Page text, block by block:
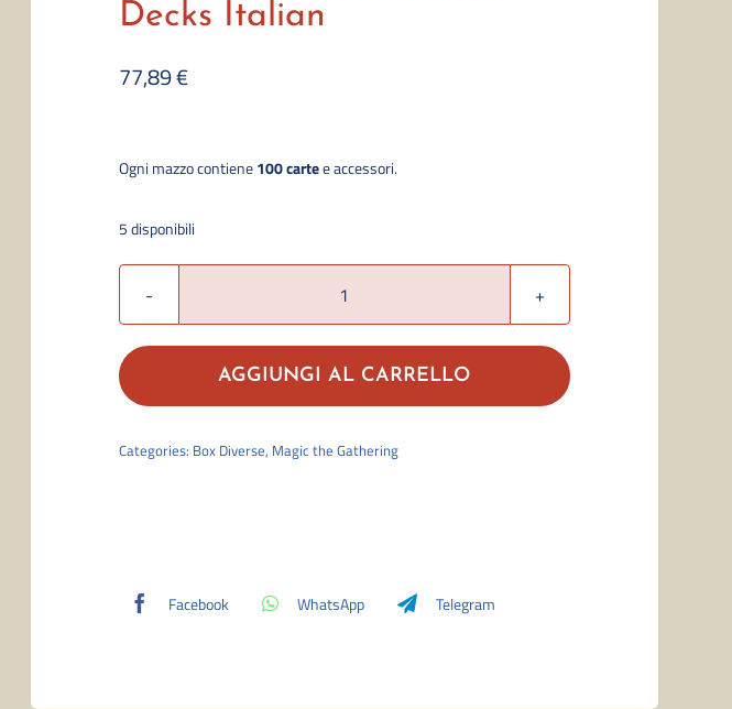
Decks Italian
77,89€
Ogni mazzo contiene100 cartee accessori.
5 disponibili
Lorwyn
Eclipsed:
"Blight
Curse"
Preconstructed
AGGIUNGI AL CARRELLO
Categories: Box Diverse, Magic the Gathering
Facebook WhatsApp Telegram